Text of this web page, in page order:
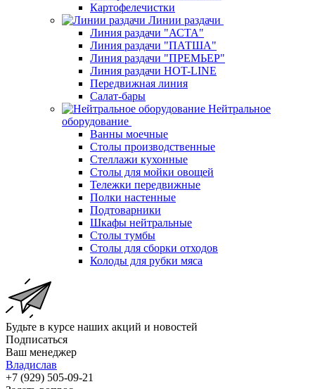
Картофелечистки
Линии раздачи
Линия раздачи "АСТА"
Линия раздачи "ПАТША"
Линия раздачи "ПРЕМЬЕР"
Линия раздачи HOT-LINE
Передвижная линия
Салат-бары
Нейтральное
оборудование
Ванны моечные
Столы производственные
Стеллажи кухонные
Столы для мойки овощей
Тележки передвижные
Полки настенные
Подтоварники
Шкафы нейтральные
Столы тумбы
Столы для сборки отходов
Колоды для рубки мяса
Будьте в курсе наших акций и новостей
Подписаться
Ваш менеджер
Владислав
+7 (929) 505-09-21